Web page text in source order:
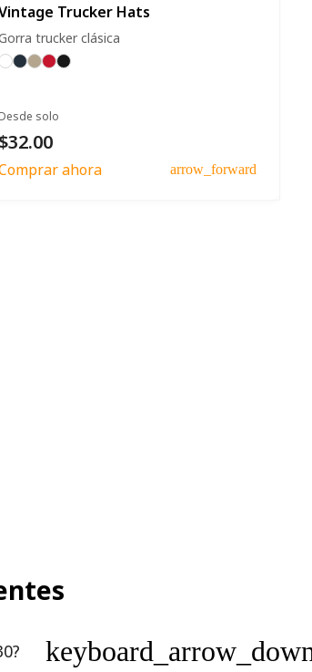
Trucker Hats
trucker clásica
Desde solo
$32.00
ahora arrow_forward